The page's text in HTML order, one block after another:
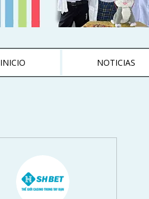
INICIO NOTICIAS